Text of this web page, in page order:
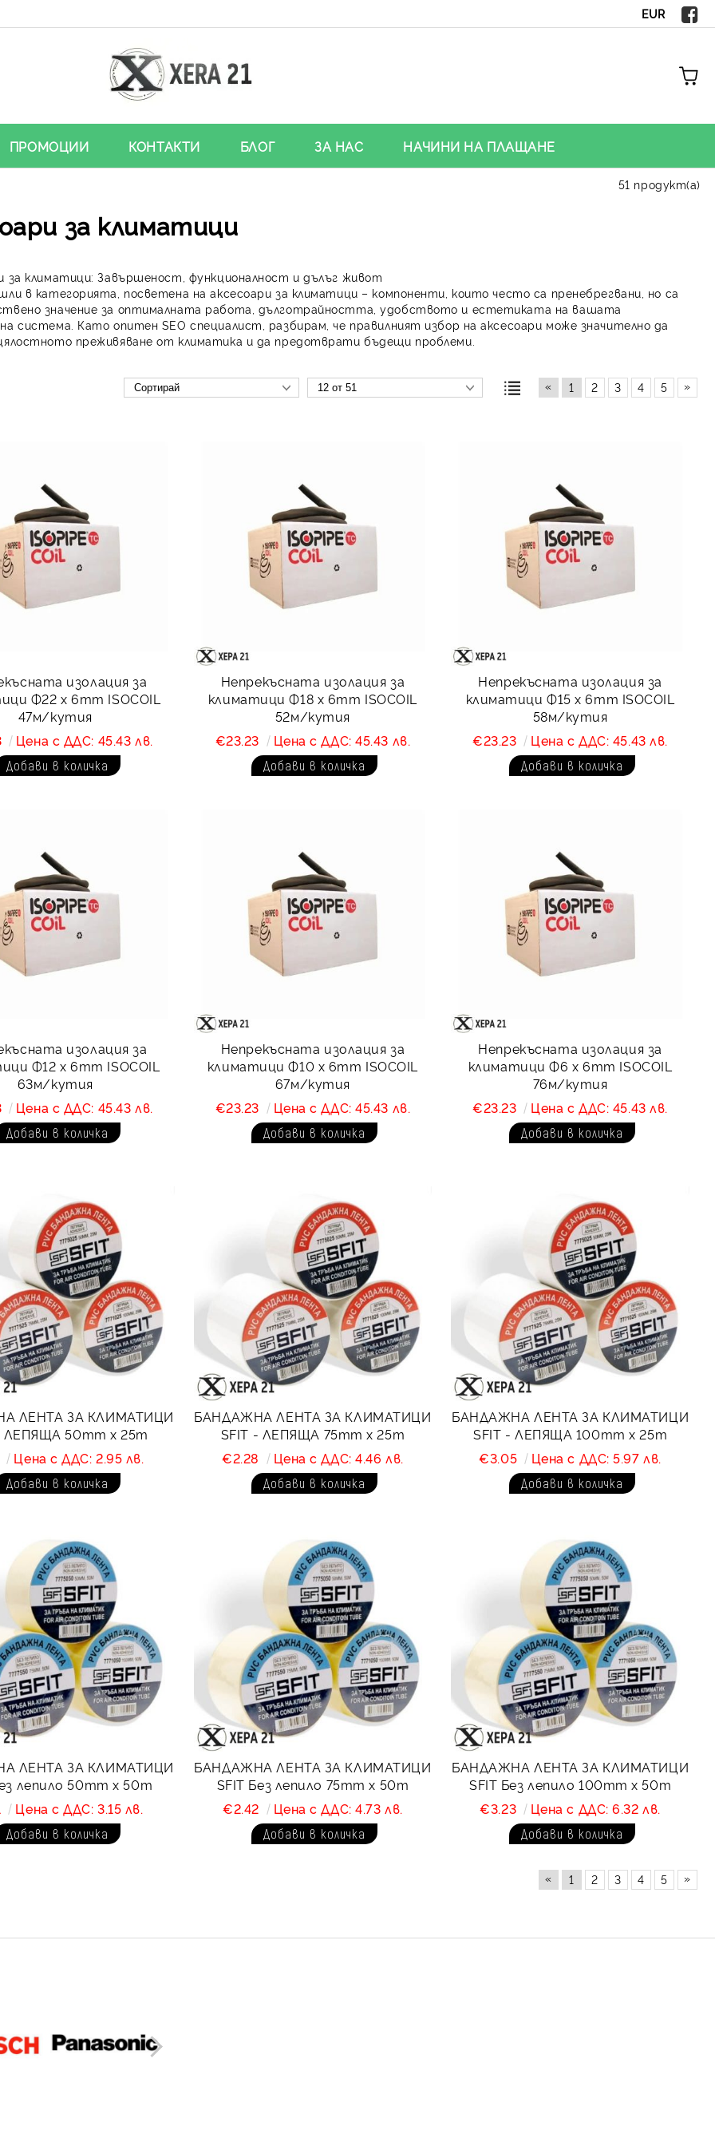
EUR
ПРОМОЦИИ КОНТАКТИ БЛОГ ЗА НАС НАЧИНИ НА ПЛАЩАНЕ
за климатици
за климатици: Завършеност, функционалност и дълъг живот
в категорията, посветена нааксесоари за климатици – компоненти, които често са пренебрегвани, но са
значение за оптималната работа, дълготрайността, удобството и естетиката на вашата
система. Като опитен SEO специалист, разбирам, че правилният избор на аксесоари може значително да
преживяване от климатика и да предотврати бъдещи проблеми.
51 продукт(а)
« 1 2 3 4 5 »
изолация за
Ф22 x 6mm ISOCOIL
47м/кутия
Цена с ДДС: 45.43 лв.
Непрекъсната изолация за
климатици Ф18 x 6mm ISOCOIL
52м/кутия
€23.23
Цена с ДДС: 45.43 лв.
Непрекъсната изолация за
климатици Ф15 x 6mm ISOCOIL
58м/кутия
€23.23
Цена с ДДС: 45.43 лв.
изолация за
Ф12 x 6mm ISOCOIL
63м/кутия
Цена с ДДС: 45.43 лв.
Непрекъсната изолация за
климатици Ф10 x 6mm ISOCOIL
67м/кутия
€23.23
Цена с ДДС: 45.43 лв.
Непрекъсната изолация за
климатици Ф6 x 6mm ISOCOIL
76м/кутия
€23.23
Цена с ДДС: 45.43 лв.
ЛЕНТА ЗА КЛИМАТИЦИ
ЛЕПЯЩА 50mm x 25m
Цена с ДДС: 2.95 лв.
БАНДАЖНА ЛЕНТА ЗА КЛИМАТИЦИ
SFIT - ЛЕПЯЩА 75mm x 25m
€2.28
Цена с ДДС: 4.46 лв.
БАНДАЖНА ЛЕНТА ЗА КЛИМАТИЦИ
SFIT - ЛЕПЯЩА 100mm x 25m
€3.05
Цена с ДДС: 5.97 лв.
ЛЕНТА ЗА КЛИМАТИЦИ
лепило 50mm x 50m
Цена с ДДС: 3.15 лв.
БАНДАЖНА ЛЕНТА ЗА КЛИМАТИЦИ
SFIT Без лепило 75mm x 50m
€2.42
Цена с ДДС: 4.73 лв.
БАНДАЖНА ЛЕНТА ЗА КЛИМАТИЦИ
SFIT Без лепило 100mm x 50m
€3.23
Цена с ДДС: 6.32 лв.
« 1 2 3 4 5 »